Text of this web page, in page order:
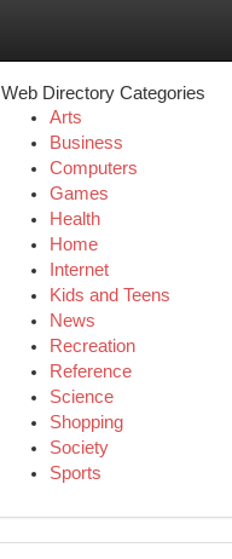
Web Directory Categories
Arts
Business
Computers
Games
Health
Home
Internet
Kids and Teens
News
Recreation
Reference
Science
Shopping
Society
Sports